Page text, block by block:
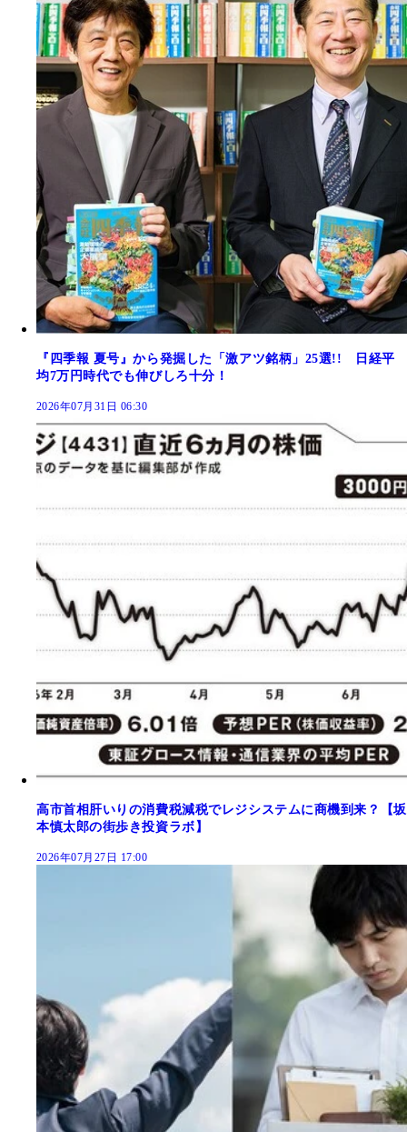
『四季報 夏号』から発掘した「激アツ銘柄」25選!! 日経平
均7万円時代でも伸びしろ十分！
2026年07月31日 06:30
高市首相肝いりの消費税減税でレジシステムに商機到来？【坂
本慎太郎の街歩き投資ラボ】
2026年07月27日 17:00